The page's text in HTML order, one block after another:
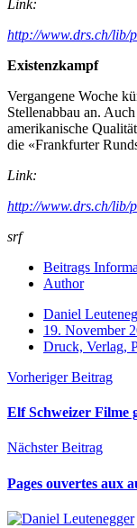
Link:
http://www.drs.ch/lib/
Existenzkampf
Vergangene Woche
Stellenabbau an.
amerikanische
die «Frankfurter
Link:
http://www.drs.ch/lib/
srf
Beitrags
Author
Daniel
19. November
Druck, Verlag,
Vorheriger Beitrag
Elf Schweizer Filme
Nächster Beitrag
Pages ouvertes aux